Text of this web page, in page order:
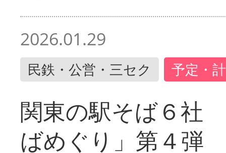
2026.01.29
民鉄・公営・三セク 予定・
関東の駅そば６社
ばめぐり」第４弾